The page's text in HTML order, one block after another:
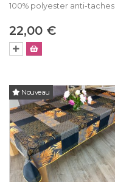
100% polyester anti-taches
22,00 €
Nouveau